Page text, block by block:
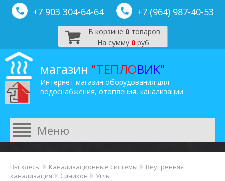
+7 903 304-64-64 +7 (964) 987-40-53
В корзине 0товаров
На сумму 0 руб.
магазин "ТЕПЛОВИК"
Интернет магазин оборудования для
водоснабжения, отопления, канализации
Вы здесь: Канализационные системы
Внутренняя
канализация
Синикон Углы